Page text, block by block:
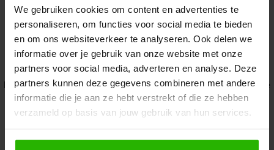
We gebruiken cookies om content en advertenties te
personaliseren, om functies voor social media te bieden
en om ons websiteverkeer te analyseren. Ook delen we
informatie over je gebruik van onze website met onze
partners voor social media, adverteren en analyse. Deze
partners kunnen deze gegevens combineren met andere
informatie die je aan ze hebt verstrekt of die ze hebben
verzameld op basis van jouw gebruik van hun services.
Als je op "Accepteer" klikt, dan geef je Voordeeluitjes.nl
Application error: a client-side exception has occurred while
loadingwww.voordeeluitjes.nl (see the browser console for more
information).